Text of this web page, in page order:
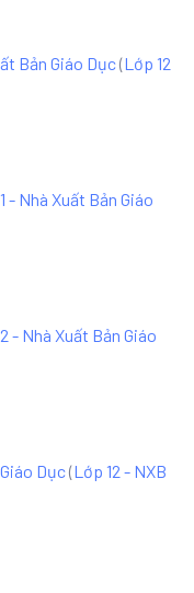
Bản Giáo Dục(Lớp 12
- Nhà Xuất Bản Giáo
- Nhà Xuất Bản Giáo
Dục(Lớp 12 - NXB